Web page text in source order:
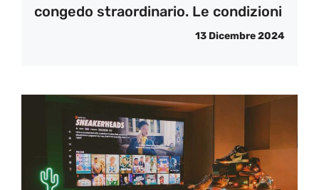
congedo straordinario. Le condizioni
13 Dicembre 2024